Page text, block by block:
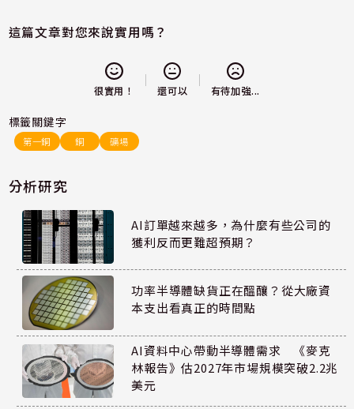
這篇文章對您來說實用嗎？
很實用！ 還可以 有待加強...
標籤關鍵字
第一銅 銅 礦場
分析研究
AI訂單越來越多，為什麼有些公司的
獲利反而更難超預期？
功率半導體缺貨正在醞釀？從大廠資
本支出看真正的時間點
AI資料中心帶動半導體需求 《麥克
林報告》估2027年市場規模突破2.2兆
美元